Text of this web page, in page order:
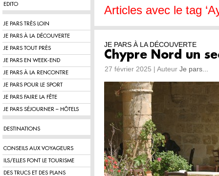
EDITO
JE PARS TRÈS LOIN
JE PARS À LA DÉCOUVERTE
JE PARS TOUT PRÈS
JE PARS EN WEEK-END
JE PARS À LA RENCONTRE
JE PARS POUR LE SPORT
JE PARS FAIRE LA FÊTE
JE PARS SÉJOURNER – HÔTELS
DESTINATIONS
CONSEILS AUX VOYAGEURS
ILS/ELLES FONT LE TOURISME
DES TRUCS ET DES PLANS
Articles avec le tag
JE PARS À LA DÉCOUVERTE
Chypre Nord un
27 février 2025 | Auteur Je pars...